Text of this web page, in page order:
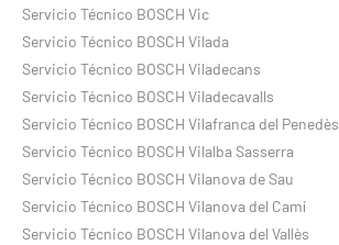
Servicio Técnico BOSCH Vic
Servicio Técnico BOSCH Vilada
Servicio Técnico BOSCH Viladecans
Servicio Técnico BOSCH Viladecavalls
Servicio Técnico BOSCH Vilafranca del Penedès
Servicio Técnico BOSCH Vilalba Sasserra
Servicio Técnico BOSCH Vilanova de Sau
Servicio Técnico BOSCH Vilanova del Camí
Servicio Técnico BOSCH Vilanova del Vallès